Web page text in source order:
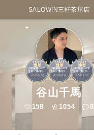
SALOWIN三軒茶屋店
1
三軒茶屋・二子
玉川・溝の口・
青葉台
2026年7月
1
三軒茶屋・二子
玉川・溝の口・
青葉台
2026年6月
1
三軒茶屋・二子
玉川・溝の口・
青葉台
2026年5月
谷山千馬
158 1054 8